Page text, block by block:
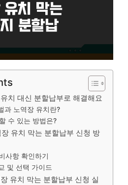
치 대신 분할납부로 해결해요
과 노역장 유치란?
수 있는 방법은?
유치 막는 분할납부 신청 방
사항 확인하기
및 선택 가이드
유치 막는 분할납부 신청 실